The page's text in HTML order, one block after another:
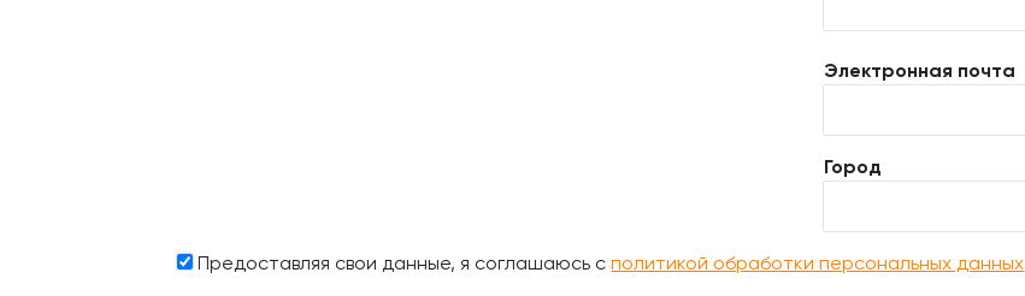
Электронная почта
Город
Предоставляя свои данные, я соглашаюсь сполитикой обработки персональных данных